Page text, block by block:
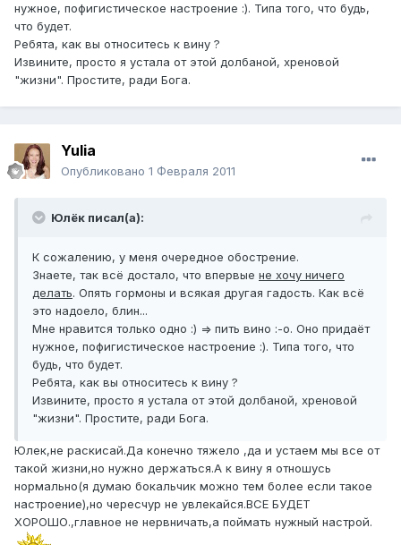
нужное, пофигистическое настроение :). Типа того, что будь,
что будет.
Ребята, как вы относитесь к вину ?
Извините, просто я устала от этой долбаной, хреновой
"жизни". Простите, ради Бога.
Yulia
Опубликовано 1 Февраля 2011
Юлёк писал(а):
К сожалению, у меня очередное обострение.
Знаете, так всё достало, что впервые не хочу ничего
делать. Опять гормоны и всякая другая гадость. Как всё
это надоело, блин...
Мне нравится только одно :) => пить вино :-о. Оно придаёт
нужное, пофигистическое настроение :). Типа того, что
будь, что будет.
Ребята, как вы относитесь к вину ?
Извините, просто я устала от этой долбаной, хреновой
"жизни". Простите, ради Бога.
Юлек,не раскисай.Да конечно тяжело ,да и устаем мы все от
такой жизни,но нужно держаться.А к вину я отношусь
нормально(я думаю бокальчик можно тем более если такое
настроение),но чересчур не увлекайся.ВСЕ БУДЕТ
ХОРОШО.,главное не нервничать,а поймать нужный настрой.